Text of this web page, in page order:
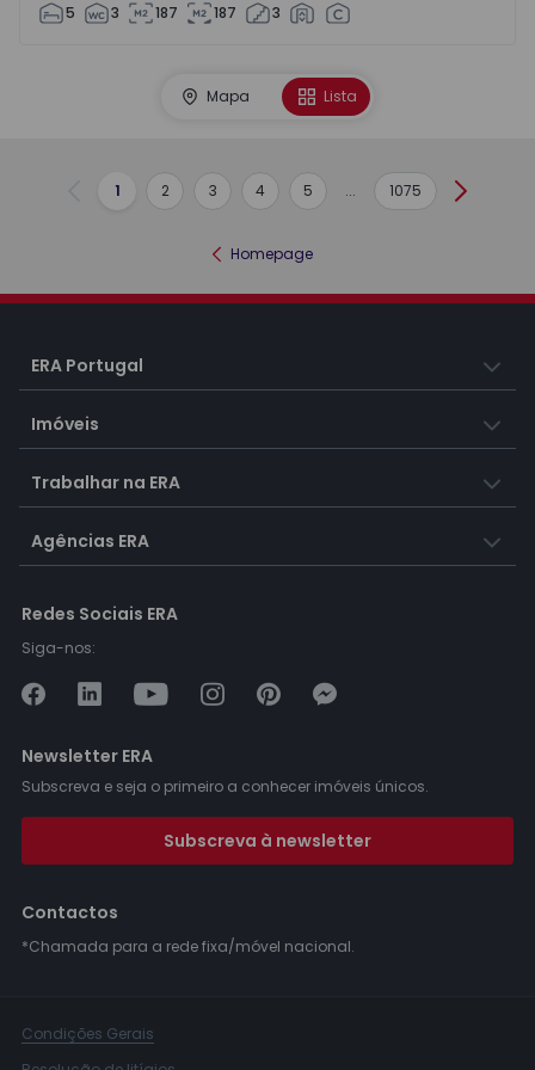
5 3 187 187 3
Mapa Lista
Anterior
1 2 3 4 5 ... 1075
Homepage
ERA Portugal
Imóveis
Trabalhar na ERA
Agências ERA
Redes Sociais ERA
Siga-nos:
Newsletter ERA
Subscreva e seja o primeiro a conhecer imóveis únicos.
Subscreva à newsletter
Contactos
*Chamada para a rede fixa/móvel nacional.
Condições Gerais